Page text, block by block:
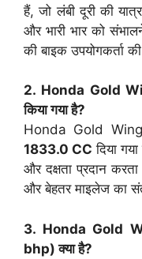
हैं, जो लंबी दूरी की
और भारी भार को
की बाइक उपयोगकर्ता
2. Honda Gold
किया गया है?
Honda Gold
1833.0 CC दिया
और दक्षता प्रदान
और बेहतर माइलेज का
3. Honda Gold
bhp) क्या है?